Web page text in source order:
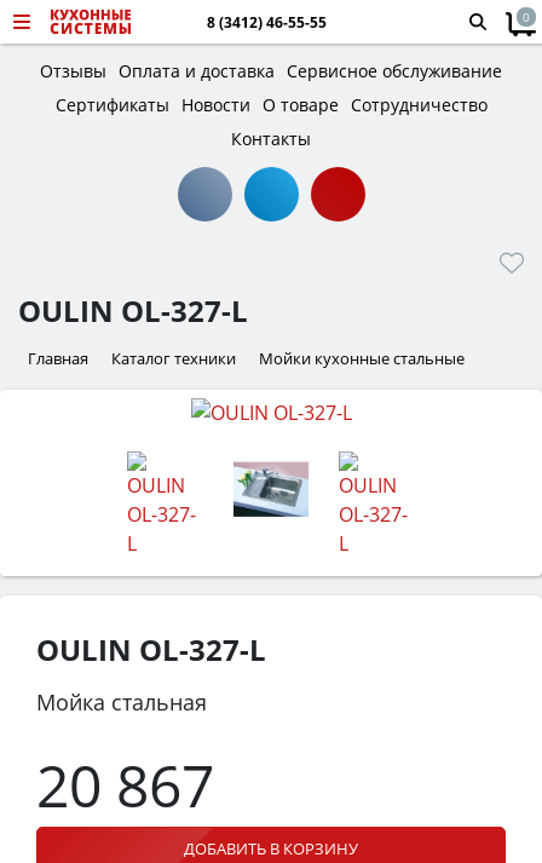
8 (3412) 46-55-55 0
Отзывы Оплата и доставка Сервисное обслуживание
Сертификаты
Новости О товаре Сотрудничество
Контакты
OULIN OL-327-L
Главная Каталог техники Мойки кухонные стальные
OULIN OL-327-L
Мойка стальная
20 867
ДОБАВИТЬ В КОРЗИНУ